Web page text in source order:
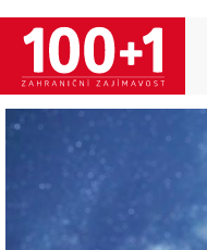
Přejít
hlavnímu
obsahu
Image